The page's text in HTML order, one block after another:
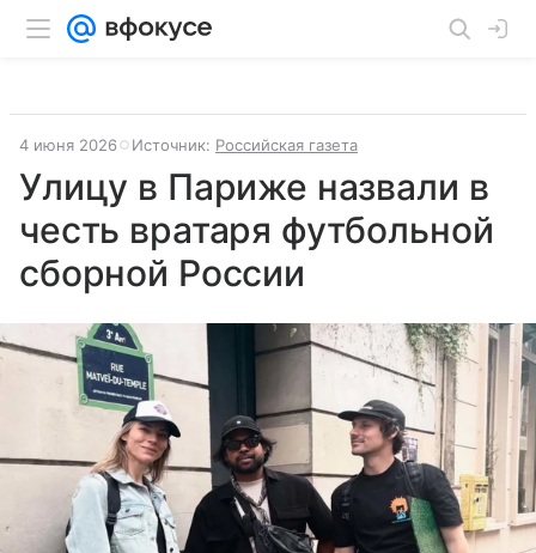
4 июня 2026 Источник: Российская газета
Улицу в Париже назвали в
честь вратаря футбольной
сборной России